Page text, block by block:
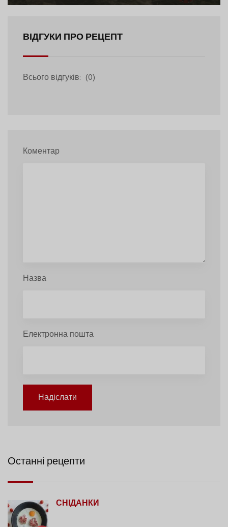
ВІДГУКИ ПРО РЕЦЕПТ
Всього відгуків: (0)
Коментар
Назва
Електронна пошта
Надіслати
Останні рецепти
СНІДАНКИ